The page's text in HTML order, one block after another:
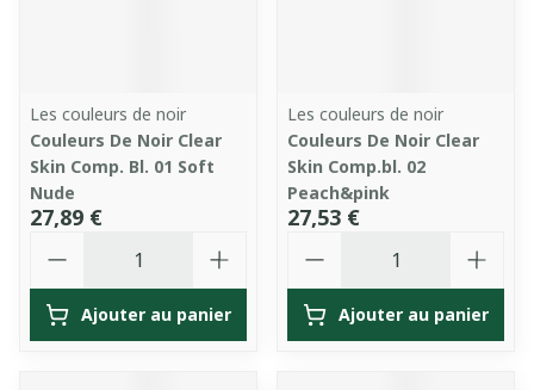
Les couleurs de noir
Couleurs De Noir Clear
Skin Comp. Bl. 01 Soft
Nude
27,89 €
Ajouter au panier
Les couleurs de noir
Couleurs De Noir Clear
Skin Comp.bl. 02
Peach&pink
27,53 €
Ajouter au panier